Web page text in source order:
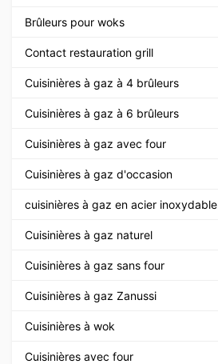
Brûleurs pour woks
Contact restauration grill
Cuisinières à gaz à 4 brûleurs
Cuisinières à gaz à 6 brûleurs
Cuisinières à gaz avec four
Cuisinières à gaz d'occasion
cuisinières à gaz en acier inoxydable
Cuisinières à gaz naturel
Cuisinières à gaz sans four
Cuisinières à gaz Zanussi
Cuisinières à wok
Cuisinières avec four